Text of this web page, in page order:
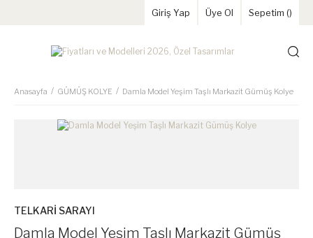
Giriş Yap Üye Ol Sepetim ()
Anasayfa GÜMÜŞ KOLYE Damla Model Yeşim Taşlı Markazit Gümüş Kolye
TELKARİ SARAYI
Damla Model Yeşim Taşlı Markazit Gümüş